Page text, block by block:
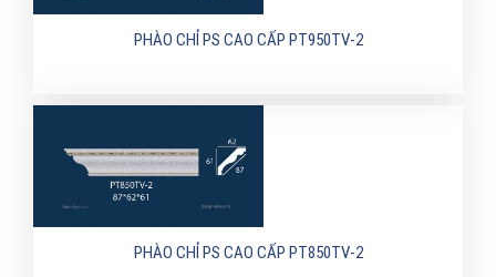
PHÀO CHỈ PS CAO CẤP PT950TV-2
PHÀO CHỈ PS CAO CẤP PT850TV-2